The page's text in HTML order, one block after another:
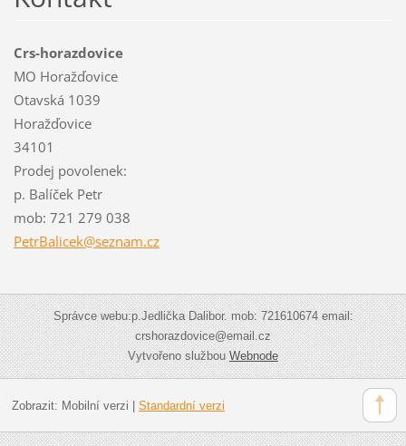
Crs-horazdovice
MO Horažďovice
Otavská 1039
Horažďovice
34101
Prodej povolenek:
p. Balíček Petr
mob: 721 279 038
PetrBalicek@seznam.cz
Správce webu:p.Jedlička Dalibor. mob: 721610674 email:
crshorazdovice@email.cz
Vytvořeno službouWebnode
Zobrazit: Mobilní verzi Standardní verzi